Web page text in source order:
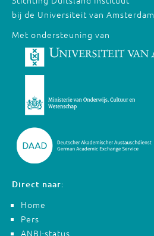
bij de Universiteit van Amsterdam
Met ondersteuning van
Direct naar:
Home
Pers
ANBI-status